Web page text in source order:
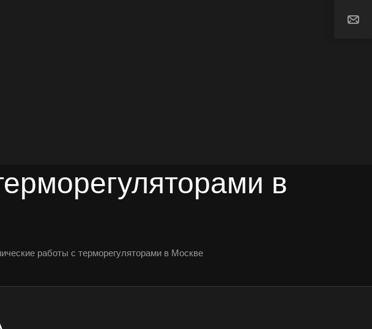
в
работы с терморегуляторами в Москве